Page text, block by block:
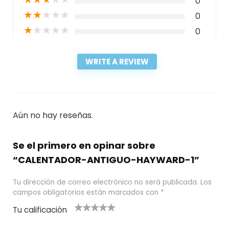
★★★★★ 0
★★★★★ 0
WRITE A REVIEW
Aún no hay reseñas.
Se el primero en opinar sobre
“CALENTADOR-ANTIGUO-HAYWARD-1”
Tu dirección de correo electrónico no será publicada. Los
campos obligatorios están marcados con *
Tu calificación